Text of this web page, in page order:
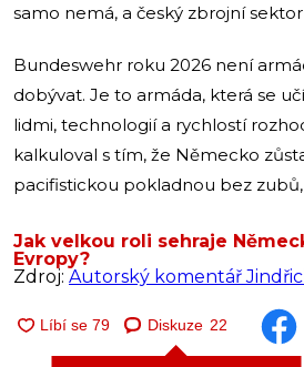
samo nemá, a český zbrojní
Bundeswehr roku 2026 není
dobývat. Je to armáda, která se
lidmi, technologií a rychlostí
kalkuloval s tím, že Německo
pacifistickou pokladnou bez zubů,
Jak velkou roli sehraje
Evropy?
Zdroj: Autorský komentář
Diskuze 22